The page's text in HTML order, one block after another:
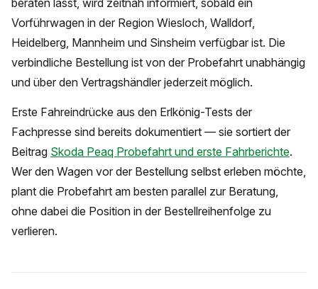
Vorführwagen in der Region Wiesloch, Walldorf,
Heidelberg, Mannheim und Sinsheim verfügbar ist. Die
verbindliche Bestellung ist von der Probefahrt unabhängig
und über den Vertragshändler jederzeit möglich.
Erste Fahreindrücke aus den Erlkönig-Tests der
Fachpresse sind bereits dokumentiert — sie sortiert der
Beitrag Skoda Peaq Probefahrt und erste Fahrberichte.
Wer den Wagen vor der Bestellung selbst erleben möchte,
plant die Probefahrt am besten parallel zur Beratung,
ohne dabei die Position in der Bestellreihenfolge zu
verlieren.